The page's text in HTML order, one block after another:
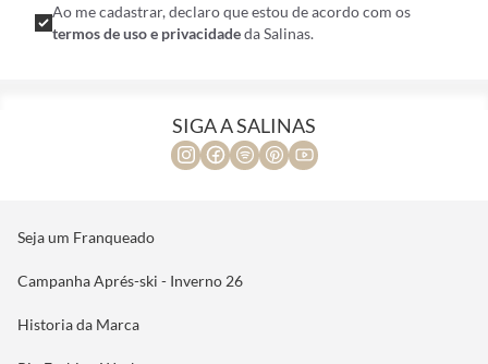
Ao me cadastrar, declaro que estou de acordo com os
termos de uso e privacidadeda Salinas.
SIGA A SALINAS
Seja um Franqueado
Campanha Aprés-ski - Inverno 26
Historia da Marca